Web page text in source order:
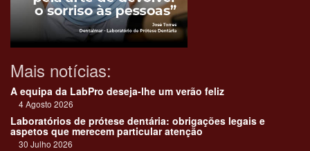
Mais notícias:
A equipa da LabPro deseja-lhe um verão feliz
4 Agosto 2026
Laboratórios de prótese dentária: obrigações legais e
aspetos que merecem particular atenção
30 Julho 2026